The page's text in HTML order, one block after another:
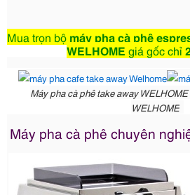
Mua trọn bộ máy pha cà phê
WELHOME giá gốc chỉ
Máy pha cà phê take away
WELHOME
Máy pha cà phê chuyên